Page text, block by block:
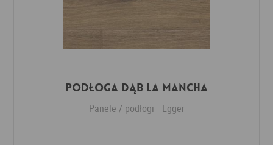
Podłoga Dąb La Mancha
Panele / podłogi Egger